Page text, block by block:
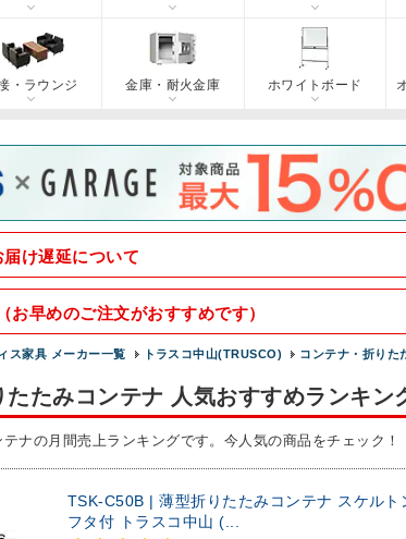
・ラウンジ 金庫・耐火金庫 ホワイトボード
け遅延について
早めのご注文がおすすめです）
ス家具 メーカー一覧 トラスコ中山(TRUSCO) コンテナ・折りた
たたみコンテナ 人気おすすめランキン
ナの月間売上ランキングです。今人気の商品をチェック！
TSK-C50B | 薄型折りたたみコンテナ スケル
フタ付 トラスコ中山 (...